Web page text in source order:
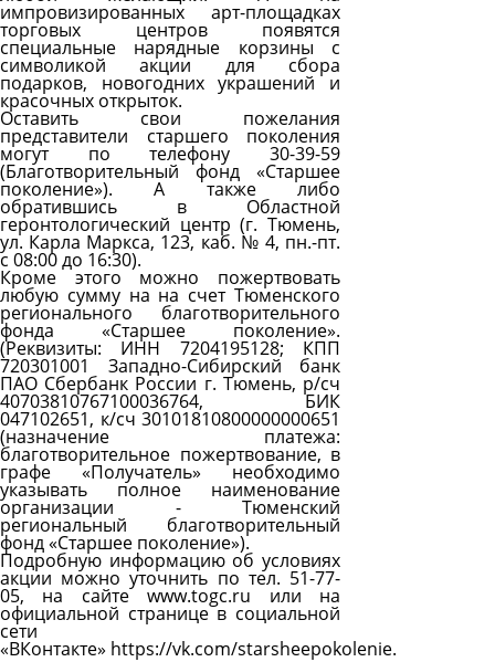
импровизированных арт-площадках
торговых центров появятся
специальные нарядные корзины с
символикой акции для сбора
подарков, новогодних украшений и
красочных открыток.
Оставить свои пожелания
представители старшего поколения
могут по телефону 30-39-59
(Благотворительный фонд «Старшее
поколение»). А также либо
обратившись в Областной
геронтологический центр (г. Тюмень,
ул. Карла Маркса, 123, каб. № 4, пн.-пт.
с 08:00 до 16:30).
Кроме этого можно пожертвовать
любую сумму на на счет Тюменского
регионального благотворительного
фонда «Старшее поколение».
(Реквизиты: ИНН 7204195128; КПП
720301001 Западно-Сибирский банк
ПАО Сбербанк России г. Тюмень, р/сч
40703810767100036764, БИК
047102651, к/сч 30101810800000000651
(назначение платежа:
благотворительное пожертвование, в
графе «Получатель» необходимо
указывать полное наименование
организации - Тюменский
региональный благотворительный
фонд «Старшее поколение»).
Подробную информацию об условиях
акции можно уточнить по тел. 51-77-
05, на сайтеwww.togc.ru или на
официальной странице в социальной
сети
«ВКонтакте» https://vk.com/starsheepokolenie.